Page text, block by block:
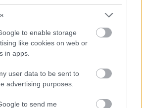
to enable storage
like cookies on web or
in apps.
user data to be sent to
advertising purposes.
to send me
kislány: így mémel
még a Tiszától független államfőről
Magyar Péterék felkérését
de vajon jobb is? – kemény kritika